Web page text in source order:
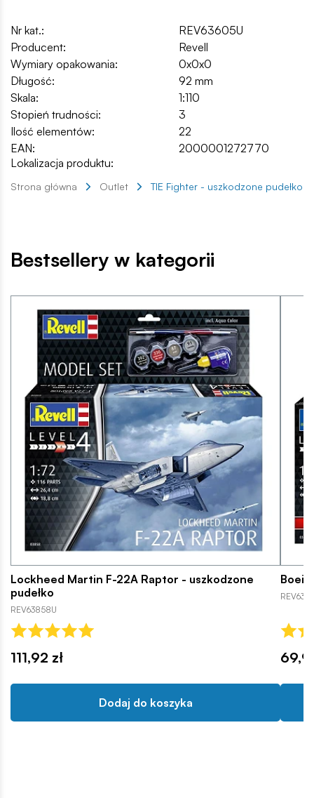
Nr kat.:
REV63605U
Producent:
Revell
Wymiary opakowania:
0x0x0
Długość:
92 mm
Skala:
1:110
Stopień trudności:
3
Ilość elementów:
22
EAN:
2000001272770
Lokalizacja produktu:
Strona główna Outlet TIE Fighter - uszkodzone pudełko
Bestsellery w kategorii
Lockheed Martin F-22A Raptor - uszkodzone
pudełko
REV63858U
111,92 zł
Dodaj do koszyka